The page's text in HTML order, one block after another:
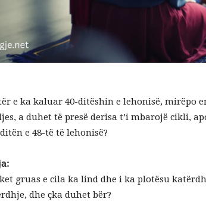
e ka kaluar 40-ditëshin e lehonisë, mirëpo
a duhet të presë derisa t’i mbarojë cikli,
e 48-të të lehonisë?
gruas e cila ka lind dhe i ka plotësu
dhe çka duhet bër?